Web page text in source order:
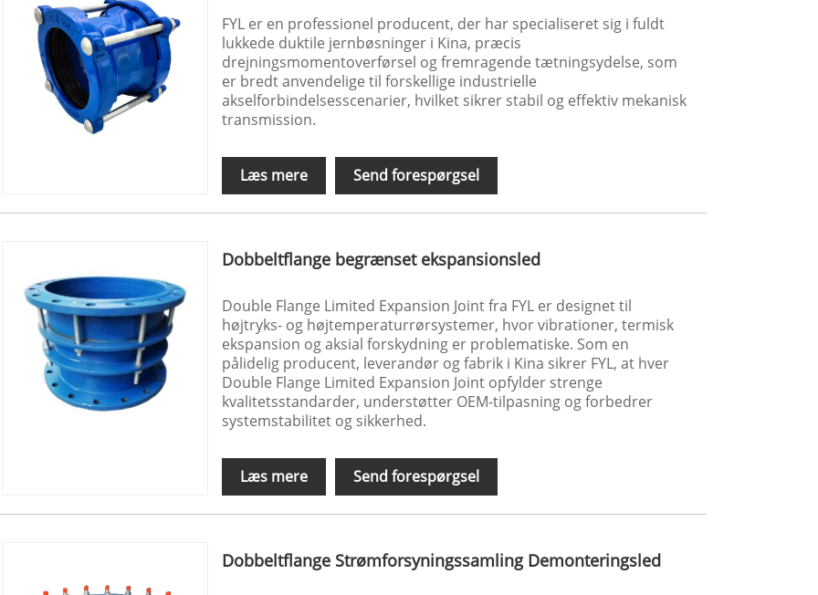
FYL er en professionel producent, der har specialiseret sig i fuldt
lukkede duktile jernbøsninger i Kina, præcis
drejningsmomentoverførsel og fremragende tætningsydelse, som
er bredt anvendelige til forskellige industrielle
akselforbindelsesscenarier, hvilket sikrer stabil og effektiv mekanisk
transmission.
Læs mere Send forespørgsel
Dobbeltflange begrænset ekspansionsled
Double Flange Limited Expansion Joint fra FYL er designet til
højtryks- og højtemperaturrørsystemer, hvor vibrationer, termisk
ekspansion og aksial forskydning er problematiske. Som en
pålidelig producent, leverandør og fabrik i Kina sikrer FYL, at hver
Double Flange Limited Expansion Joint opfylder strenge
kvalitetsstandarder, understøtter OEM-tilpasning og forbedrer
systemstabilitet og sikkerhed.
Læs mere Send forespørgsel
Dobbeltflange Strømforsyningssamling Demonteringsled